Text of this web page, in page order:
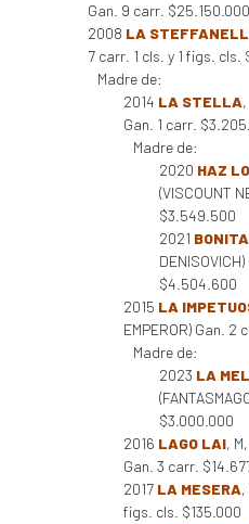
Gan. 9 carr. $25.150.000
2008 LA
7 carr. 1 cls. y 1 figs. cls.
Madre de:
2014 LA STELLA
Gan. 1 carr.
Madre de:
2020 HAZ
(VISCOUNT
$3.549.500
2021
$4.504.600
2015 LA
EMPEROR) Gan.
Madre de:
2023 LA
$3.000.000
2016 LAGO LAI,
Gan. 3 carr.
2017 LA MESERA,
figs. cls. $135.000